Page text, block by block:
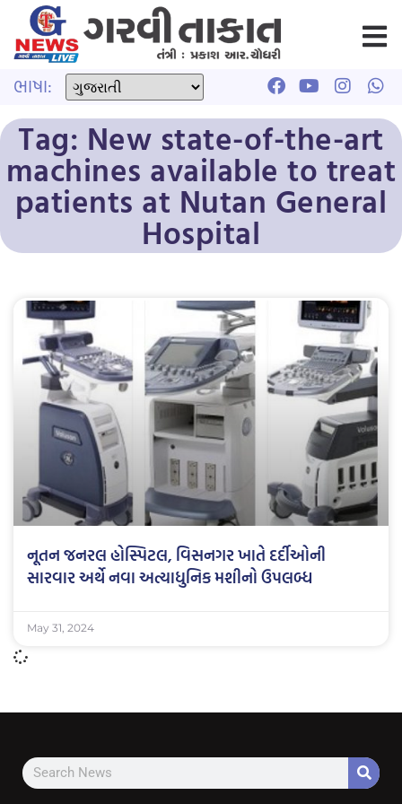
ભાષા:
Tag: New state-of-the-art
machines available to treat
patients at Nutan General
Hospital
નૂતન જનરલ હોસ્પિટલ, વિસનગર ખાતે દર્દીઓની
સારવાર અર્થે નવા અત્યાધુનિક મશીનો ઉપલબ્ધ
May 31, 2024